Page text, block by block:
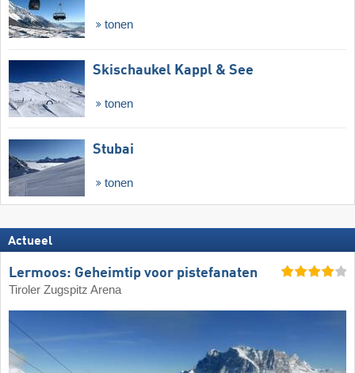
tonen
Skischaukel Kappl & See
tonen
Stubai
tonen
Actueel
Lermoos: Geheimtip voor pistefanaten
Tiroler Zugspitz Arena